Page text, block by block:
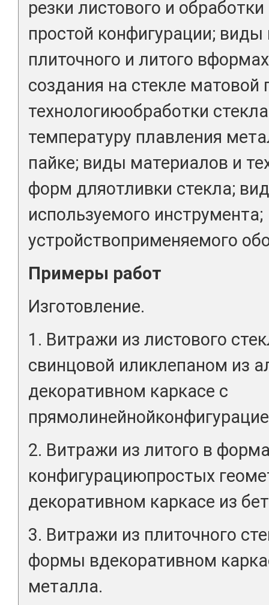
резки листового и
простой конфигурации;
плиточного и литого
создания на стекле матовой
технологиюобработки
температуру плавления
пайке; виды материалов и
форм дляотливки стекла;
используемого инструмента;
устройствоприменяемого
Примеры работ
Изготовление.
1. Витражи из листового
свинцовой иликлепаном из
декоративном каркасе с
2. Витражи из литого в
конфигурациюпростых
декоративном каркасе из
3. Витражи из плиточного
формы вдекоративном
металла.